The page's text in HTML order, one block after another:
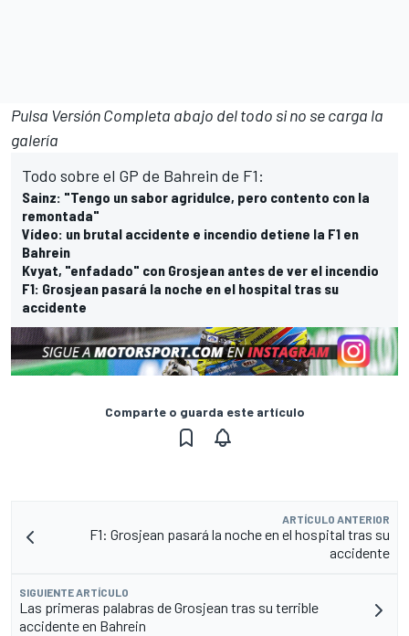
Pulsa Versión Completa abajo del todo si no se carga la
galería
Todo sobre el GP de Bahrein de F1:
Sainz: "Tengo un sabor agridulce, pero contento con la
remontada"
Vídeo: un brutal accidente e incendio detiene la F1 en
Bahrein
Kvyat, "enfadado" con Grosjean antes de ver el incendio
F1: Grosjean pasará la noche en el hospital tras su
accidente
Comparte o guarda este artículo
ARTÍCULO ANTERIOR
F1: Grosjean pasará la noche en el hospital tras su
accidente
SIGUIENTE ARTÍCULO
Las primeras palabras de Grosjean tras su terrible
accidente en Bahrein